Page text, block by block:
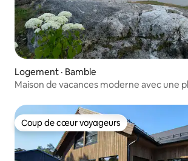
Logement · Bamble
Maison de vacances moderne avec une
Coup de cœur voyageurs
Coup de cœur voyageurs